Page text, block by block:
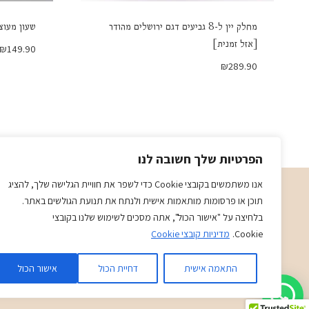
הפרטיות שלך חשובה לנו
אנו משתמשים בקובצי Cookie כדי לשפר את חוויית הגלישה שלך, להציג
תוכן או פרסומות מותאמות אישית ולנתח את תנועת הגולשים באתר.
בלחיצה על "אישור הכול", אתה מסכים לשימוש שלנו בקובצי
Cookie. מדיניות קובצי Cookie
התאמה אישית דחיית הכול אישור הכול
מחלק יין ל-8 גביעים דגם ירושלים מהודר
[אזל זמנית]
₪289.90
שעון
₪149.90
תשמישי קדושה מתנות ויודאיקה בני ויוכי
א-ה 09:00-19:30
כתובת: כיכר המייסדים 4 ראשון לציון (ליד הבית כנסת הגדול)